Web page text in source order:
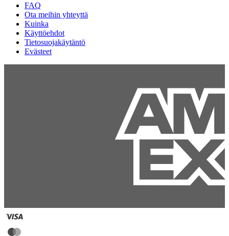
FAQ
Ota meihin yhteyttä
Kuinka
Käyttöehdot
Tietosuojakäytäntö
Evästeet